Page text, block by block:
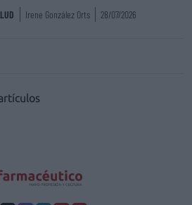
Irene González Orts 28/07/2026